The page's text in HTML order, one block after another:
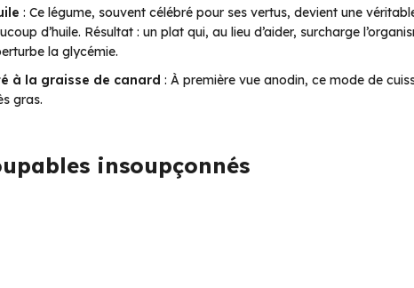
: Ce légume, souvent célébré pour ses vertus, devient une
d’huile. Résultat : un plat qui, au lieu d’aider, surcharge
la glycémie.
à la graisse de canard : À première vue anodin, ce mode de
gras.
insoupçonnés